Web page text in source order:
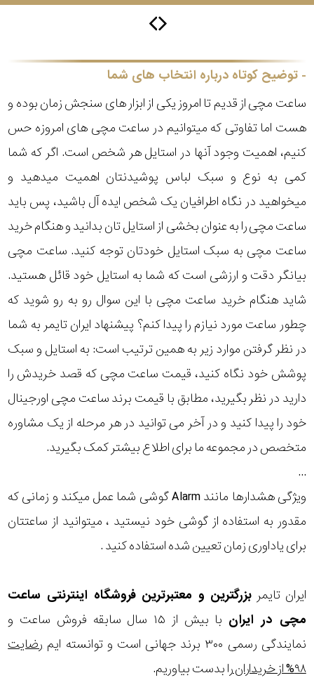
توضیح کوتاه درباره انتخاب های شما
ساعت مچی از قدیم تا امروز یکی از ابزار های سنجش زمان بوده و
هست اما تفاوتی که میتوانیم در ساعت مچی های امروزه حس
کنیم، اهمیت وجود آنها در استایل هر شخص است. اگر که شما
کمی به نوع و سبک لباس پوشیدنتان اهمیت میدهید و
میخواهید در نگاه اطرافیان یک شخص ایده آل باشید، پس باید
ساعت مچی را به عنوان بخشی از استایل تان بدانید و هنگام خرید
ساعت مچی به سبک استایل خودتان توجه کنید. ساعت مچی
بیانگر دقت و ارزشی است که شما به استایل خود قائل هستید.
شاید هنگام خرید ساعت مچی با این سوال رو به رو شوید که
چطور ساعت مورد نیازم را پیدا کنم؟ پیشنهاد ایران تایمر به شما
در نظر گرفتن موارد زیر به همین ترتیب است: به استایل و سبک
پوشش خود نگاه کنید، قیمت ساعت مچی که قصد خریدش را
دارید در نظر بگیرید، مطابق با قیمت برند ساعت مچی اورجینال
خود را پیدا کنید و در آخر می توانید در هر مرحله از یک مشاوره
متخصص در مجموعه ما برای اطلاع بیشتر کمک بگیرید.
...
ویژگی هشدارها مانند Alarm گوشی شما عمل میکند و زمانی که
مقدور به استفاده از گوشی خود نیستید ، میتوانید از ساعتتان
برای یاداوری زمان تعیین شده استفاده کنید .
ایران تایمر بزرگترین و معتبرترین فروشگاه اینترنتی ساعت
مچی در ایران
با بیش از ۱۵ سال سابقه فروش ساعت و
نمایندگی رسمی ۳۰۰ برند جهانی است و توانسته ایم
رضایت
۹۸% از خریداران
را بدست بیاوریم.
اورینت
کاتر
پیلار
جگوار
تیسوت
مازراتی
بیشتر...
جنسیت
استایل
رده
محدوده
عرض
قاب
بند
مقاوم
در